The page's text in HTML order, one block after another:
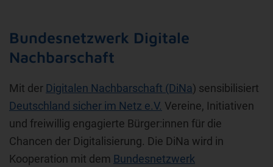
Bundesnetzwerk Digitale
Nachbarschaft
Mit der Digitalen Nachbarschaft (DiNa) sensibilisiert
Deutschland sicher im Netz e.V. Vereine, Initiativen
und freiwillig engagierte Bürger:innen für die
Chancen der Digitalisierung. Die DiNa wird in
Kooperation mit dem Bundesnetzwerk